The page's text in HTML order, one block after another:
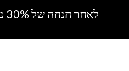
לאחר הנחה של 30% נוספים, אין מכירה סיטונאית.SPRING SALE